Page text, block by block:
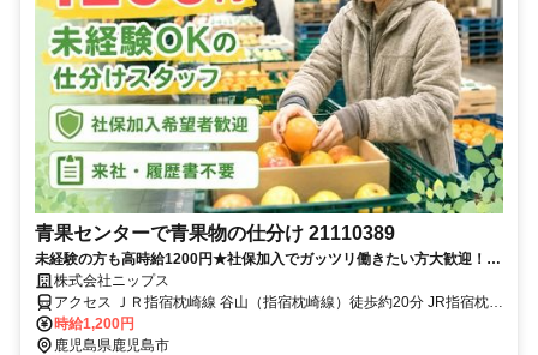
青果センターで青果物の仕分け 21110389
未経験の方も高時給1200円★社保加入でガッツリ働きたい方大歓迎！果
物や野菜の仕分けスタッフ大募集♪
株式会社ニップス
アクセス ＪＲ指宿枕崎線 谷山（指宿枕崎線）徒歩約20分 JR指宿枕崎
線 谷山駅から車で5分
時給1,200円
鹿児島県鹿児島市